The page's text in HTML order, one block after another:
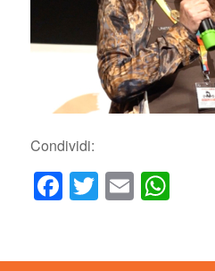
Condividi:
Facebook
Twitter
Email